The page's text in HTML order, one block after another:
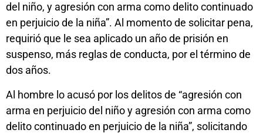
del niño, y agresión con arma como delito continuado
en perjuicio de la niña”. Al momento de solicitar pena,
requirió que le sea aplicado un año de prisión en
suspenso, más reglas de conducta, por el término de
dos años.
Al hombre lo acusó por los delitos de “agresión con
arma en perjuicio del niño y agresión con arma como
delito continuado en perjuicio de la niña”, solicitando